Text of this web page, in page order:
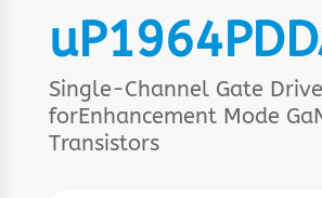
Single-Channel Gate
forEnhancement Mode
Transistors